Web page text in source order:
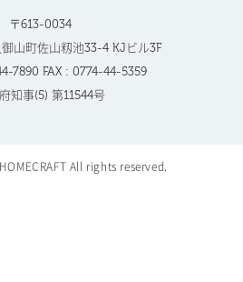
〒613-0034
山町佐山籾池33-4 KJビル3F
7890 FAX : 0774-44-5359
知事(5) 第11544号
All rights reserved.